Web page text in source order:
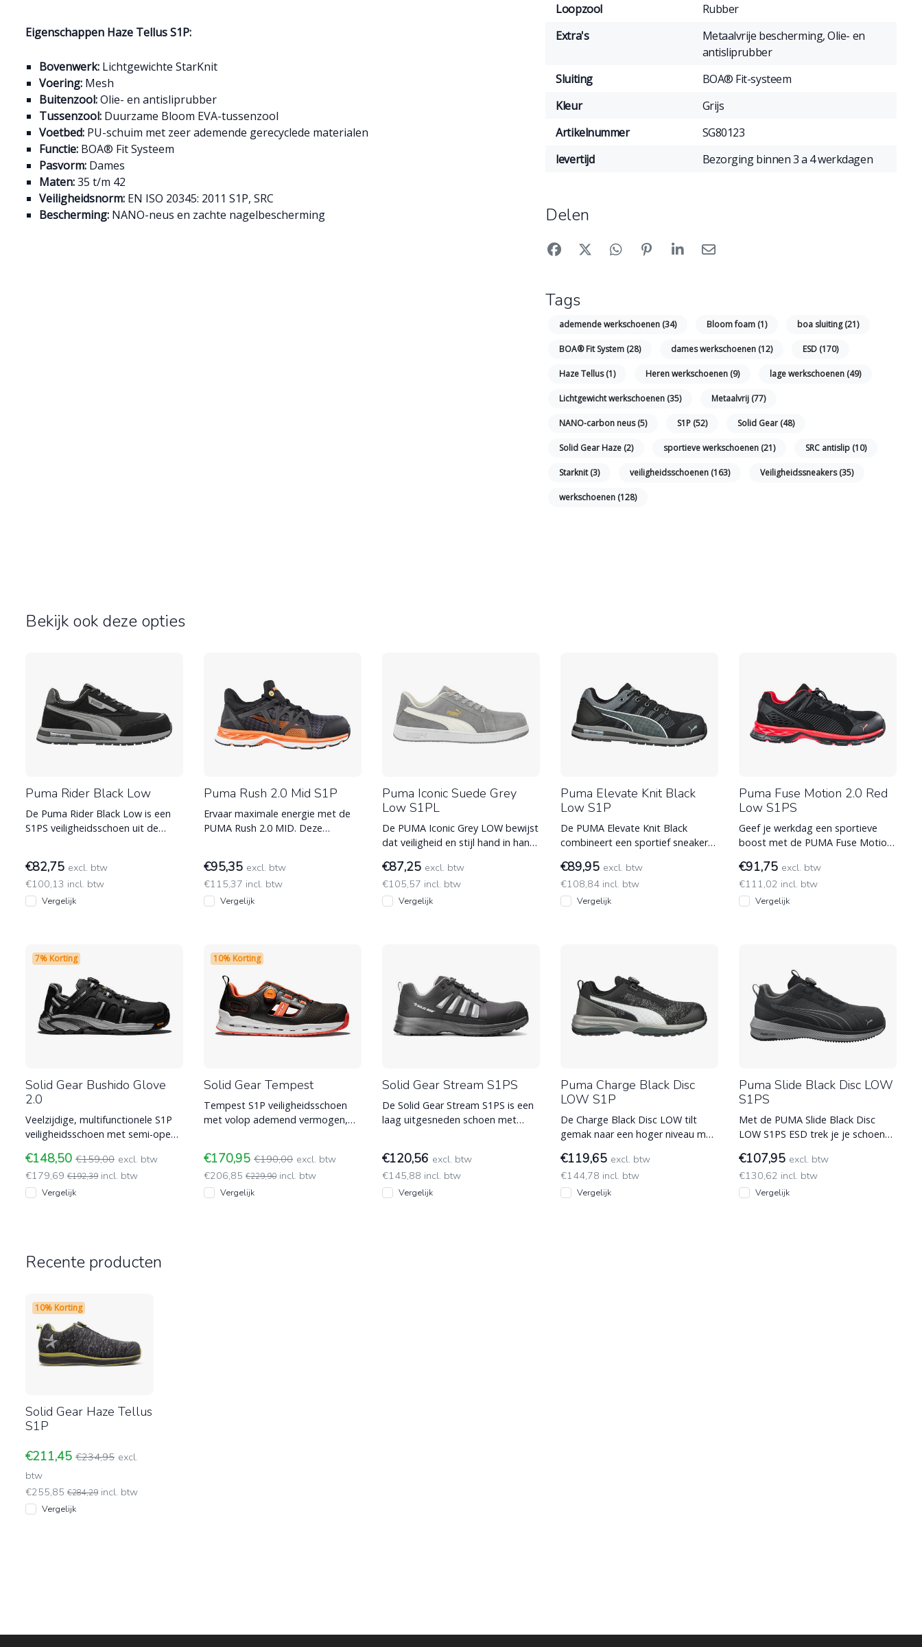
Eigenschappen Haze Tellus S1P:
Bovenwerk: Lichtgewichte StarKnit
Voering: Mesh
Buitenzool:Olie- en antisliprubber
Tussenzool: Duurzame Bloom EVA-tussenzool
Voetbed: PU-schuim met zeer ademende gerecyclede materialen
Functie: BOA® Fit Systeem
Pasvorm: Dames
Maten:35 t/m 42
Veiligheidsnorm: EN ISO 20345: 2011 S1P, SRC
Bescherming: NANO-neus en zachte nagelbescherming
Loopzool
Rubber
Extra's
Metaalvrije bescherming, Olie- en
antisliprubber
Sluiting
BOA® Fit-systeem
Kleur
Grijs
Artikelnummer
SG80123
levertijd
Bezorging binnen 3 a 4 werkdagen
Delen
Tags
ademende werkschoenen (34) Bloom foam (1) boa sluiting(21)
BOA® Fit System (28) dames werkschoenen (12) ESD (170)
Haze Tellus(1) Heren werkschoenen (9) lage werkschoenen (49)
Lichtgewicht werkschoenen (35) Metaalvrij (77)
NANO-carbon neus(5) S1P (52) Solid Gear (48)
Solid Gear Haze (2) sportieve werkschoenen (21) SRC antislip (10)
Starknit(3) veiligheidsschoenen (163) Veiligheidssneakers(35)
werkschoenen (128)
Bekijk ook deze opties
Puma Rider Black Low
De Puma Rider Black Low is een
S1PS veiligheidsschoen uit de
€82,75 excl. btw
€100,13 incl. btw
Vergelijk
Puma Rush 2.0 Mid S1P
Ervaar maximale energie met de
PUMA Rush 2.0 MID. Deze
€95,35 excl. btw
€115,37 incl. btw
Vergelijk
Puma Iconic Suede Grey
Low S1PL
De PUMA Iconic Grey LOW bewijst
dat veiligheid en stijl hand in hand
€87,25 excl. btw
€105,57 incl. btw
Vergelijk
Puma Elevate Knit Black
Low S1P
De PUMA Elevate Knit Black
combineert een sportief sneaker-
Dankzij h
€89,95 excl. btw
€108,84 incl. btw
Vergelijk
Puma Fuse Motion 2.0 Red
Low S1PS
Geef je werkdag een sportieve
boost met de PUMA Fuse Motion
werkschoen bi
€91,75 excl. btw
€111,02 incl. btw
Vergelijk
7% Korting
Solid Gear Bushido Glove
2.0
Veelzijdige, multifunctionele S1P
veiligheidsschoen met semi-open
buitenzo
€148,50 €159,00 excl. btw
€179,69 €192,39 incl. btw
Vergelijk
10% Korting
Solid Gear Tempest
Tempest S1P veiligheidsschoen
met volop ademend vermogen,
€170,95 €190,00 excl. btw
€206,85 €229,90 incl. btw
Vergelijk
Solid Gear Stream S1PS
De Solid Gear Stream S1PS is een
laag uitgesneden schoen met
€120,56 excl. btw
€145,88 incl. btw
Vergelijk
Puma Charge Black Disc
LOW S1P
De Charge Black Disc LOW tilt
gemak naar een hoger niveau met
Gee
€119,65 excl. btw
€144,78 incl. btw
Vergelijk
Puma Slide Black Disc LOW
S1PS
Met de PUMA Slide Black Disc
LOW S1PS ESD trek je je schoenen
handig
€107,95 excl. btw
€130,62 incl. btw
Vergelijk
Recente producten
10% Korting
Solid Gear Haze Tellus
S1P
€211,45 €234,95 excl.
btw
€255,85 €284,29 incl. btw
Vergelijk